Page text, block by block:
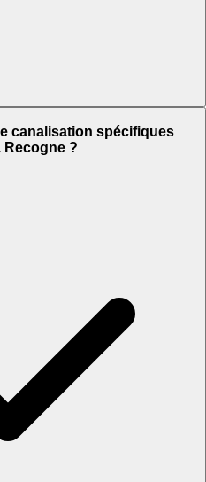
canalisation spécifiques
?